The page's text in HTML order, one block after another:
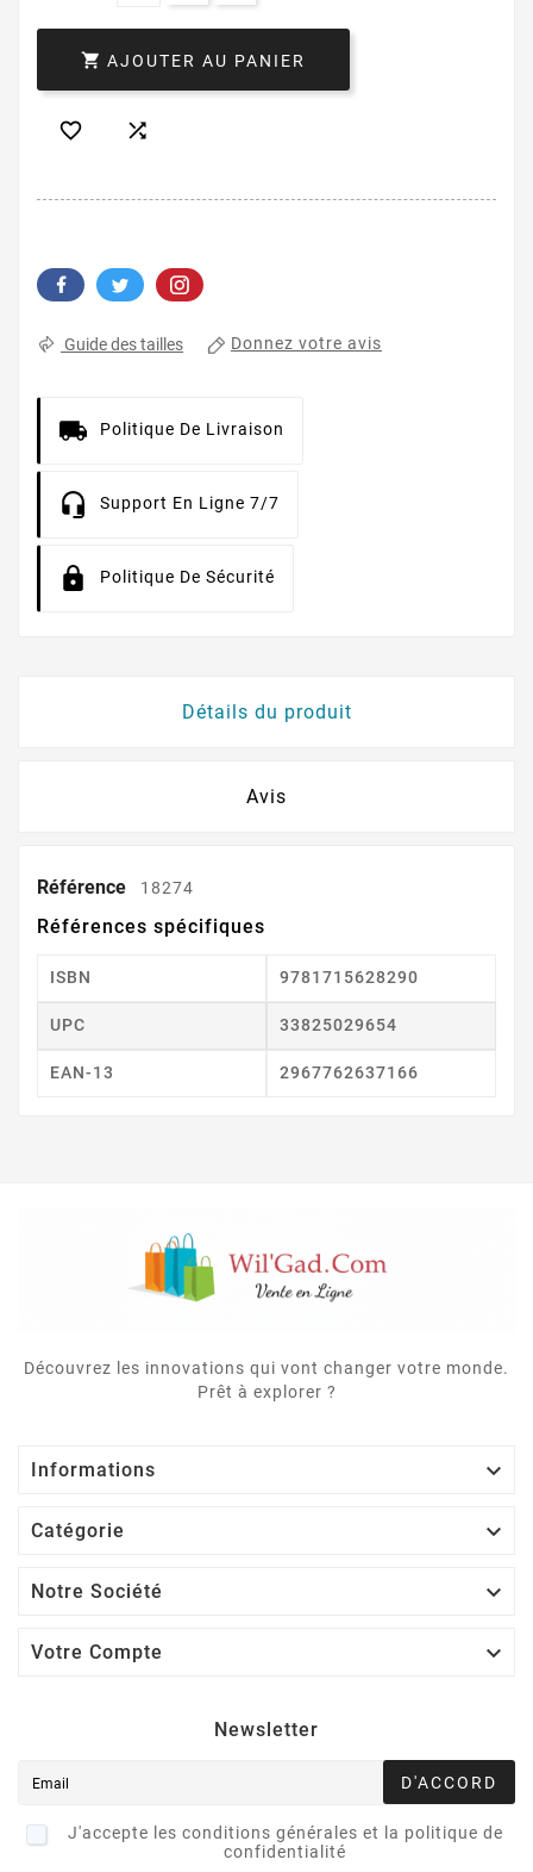
 AJOUTER AU PANIER
 
Guide des tailles Donnez votre avis
Politique De Livraison
Support En Ligne 7/7
Politique De Sécurité
Détails du produit
Avis
Référence 18274
Références spécifiques
ISBN 9781715628290
UPC 33825029654
EAN-13 2967762637166
Découvrez les innovations qui vont changer votre monde.
Prêt à explorer ?
Informations 
Catégorie 
Notre Société 
Votre Compte 
Newsletter
D'ACCORD
J'accepte les conditions générales et la politique de
confidentialité